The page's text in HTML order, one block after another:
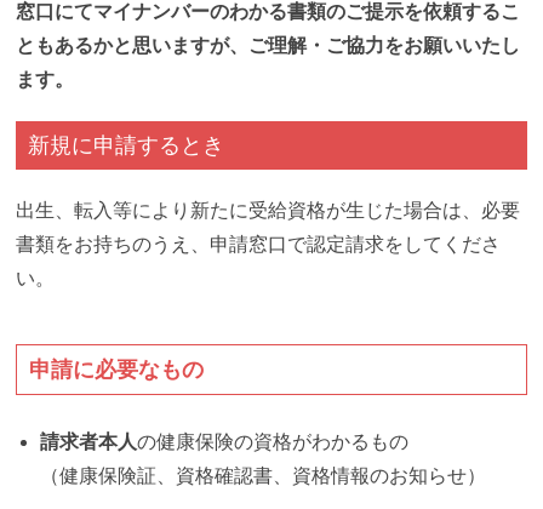
窓口にてマイナンバーのわかる書類のご提示を依頼するこ
ともあるかと思いますが、ご理解・ご協力をお願いいたし
ます。
新規に申請するとき
出生、転入等により新たに受給資格が生じた場合は、必要
書類をお持ちのうえ、申請窓口で認定請求をしてくださ
い。
申請に必要なもの
請求者本人の健康保険の資格がわかるもの
（健康保険証、資格確認書、資格情報のお知らせ）